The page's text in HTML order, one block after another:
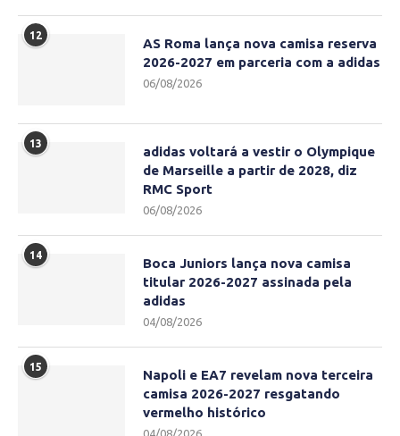
12
AS Roma lança nova camisa reserva
2026-2027 em parceria com a adidas
06/08/2026
13
adidas voltará a vestir o Olympique
de Marseille a partir de 2028, diz
RMC Sport
06/08/2026
14
Boca Juniors lança nova camisa
titular 2026-2027 assinada pela
adidas
04/08/2026
15
Napoli e EA7 revelam nova terceira
camisa 2026-2027 resgatando
vermelho histórico